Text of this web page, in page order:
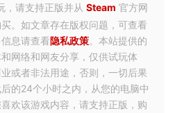
，请支持正版并从 Steam 官方网
。如文章存在版权问题，可查看
息请查看隐私政策。本站提供的
网络和网友分享，仅供试玩体
或者非法用途，否则，一切后果
的24个小时之内，从您的电脑中
欢该游戏内容，请支持正版，购